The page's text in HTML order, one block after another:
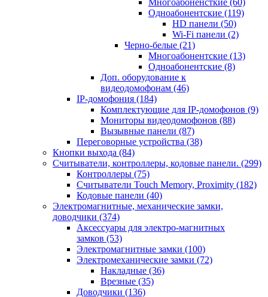
Многоабоненсткие (60)
Одноабонентские (119)
HD панели (50)
Wi-Fi панели (2)
Черно-белые (21)
Многоабонентские (13)
Одноабонентские (8)
Доп. оборудование к
видеодомофонам (46)
IP-домофония (184)
Комплектующие для IP-домофонов (9)
Мониторы видеодомофонов (88)
Вызывные панели (87)
Переговорные устройства (38)
Кнопки выхода (84)
Считыватели, контроллеры, кодовые панели. (299)
Контроллеры (75)
Считыватели Touch Memory, Proximity (182)
Кодовые панели (40)
Электромагнитные, механические замки,
доводчики (374)
Аксессуары для электро-магнитных
замков (53)
Электромагнитные замки (100)
Электромеханические замки (72)
Накладные (36)
Врезные (35)
Доводчики (136)